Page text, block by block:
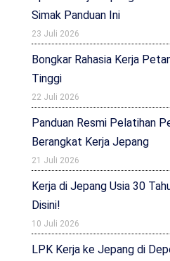
Simak Panduan Ini
23 Juli 2026
Bongkar Rahasia Kerja
Tinggi
22 Juli 2026
Panduan Resmi Pelatihan
Berangkat Kerja Jepang
21 Juli 2026
Kerja di Jepang Usia 30
Disini!
10 Juli 2026
LPK Kerja ke Jepang di